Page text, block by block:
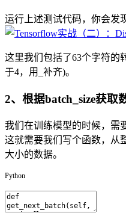
运行上述测试代码，你会发
这里我们包括了63个字符的
于4，用_补齐)。
2、根据batch_size获取
我们在训练模型的时候，需
这就需要我们写个函数，从
大小的数据。
Python